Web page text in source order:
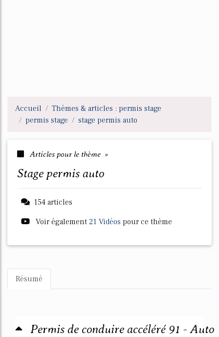
Accueil
Thèmes & articles : permis stage
permis stage
stage permis auto
Articles pour le thème »
stage permis auto
154 articles
Voir également 21 Vidéos pour ce thème
Résumé
Permis de conduire accéléré 91 - Auto